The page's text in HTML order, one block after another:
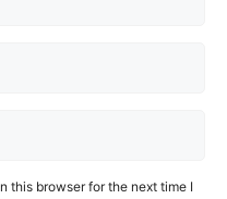
this browser for the next time I